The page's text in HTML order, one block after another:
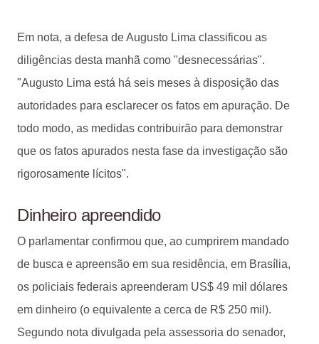
Em nota, a defesa de Augusto Lima classificou as
diligências desta manhã como "desnecessárias".
"Augusto Lima está há seis meses à disposição das
autoridades para esclarecer os fatos em apuração. De
todo modo, as medidas contribuirão para demonstrar
que os fatos apurados nesta fase da investigação são
rigorosamente lícitos".
Dinheiro apreendido
O parlamentar confirmou que, ao cumprirem mandado
de busca e apreensão em sua residência, em Brasília,
os policiais federais apreenderam US$ 49 mil dólares
em dinheiro (o equivalente a cerca de R$ 250 mil).
Segundo nota divulgada pela assessoria do senador,